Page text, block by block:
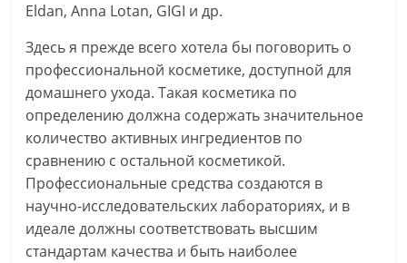
Eldan, Anna Lotan, GIGI и др.
Здесь я прежде всего хотела бы поговорить о
профессиональной косметике, доступной для
домашнего ухода. Такая косметика по
определению должна содержать значительное
количество активных ингредиентов по
сравнению с остальной косметикой.
Профессиональные средства создаются в
научно-исследовательских лабораториях, и в
идеале должны соответствовать высшим
стандартам качества и быть наиболее